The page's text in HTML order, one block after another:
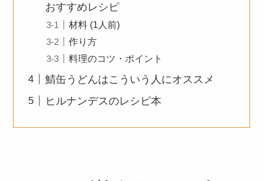
おすすめレシピ
材料 (1人前)
作り方
料理のコツ・ポイント
鯖缶うどんはこういう人にオススメ
ヒルナンデスのレシピ本